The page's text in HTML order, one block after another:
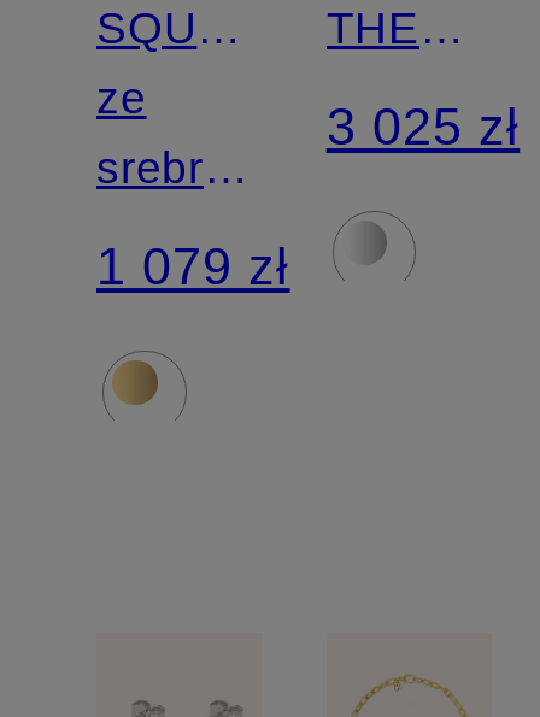
SQUARE
CHAIN
ze
srebra
sterling
925
1 079 zł
THE
ONE
L z 18-
3 025 zł